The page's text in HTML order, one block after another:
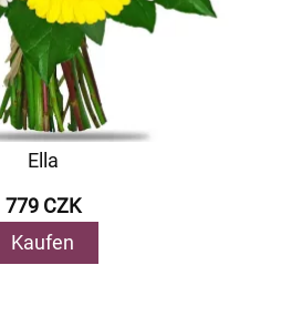
Ella
779 CZK
Kaufen